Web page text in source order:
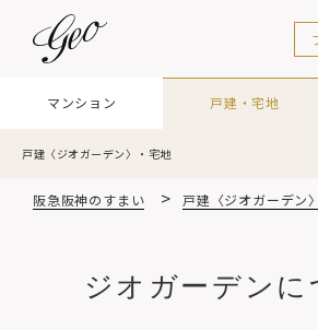
マンション 戸建・宅地
戸建〈ジオガーデン〉・宅地
阪急阪神のすまい 戸建〈ジオガーデン
ジオガーデンに